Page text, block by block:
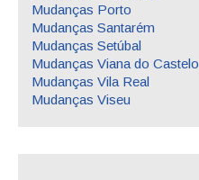
Mudanças Porto
Mudanças Santarém
Mudanças Setúbal
Mudanças Viana do Castelo
Mudanças Vila Real
Mudanças Viseu